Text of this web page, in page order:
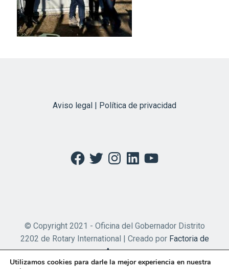
Aviso legal | Política de privacidad
Facebook
TwitterInstagramLinkedInYouTube
© Copyright 2021 - Oficina del Gobernador Distrito
2202 de Rotary International | Creado por Factoria de
Apps
Utilizamos cookies para darle la mejor experiencia en nuestra